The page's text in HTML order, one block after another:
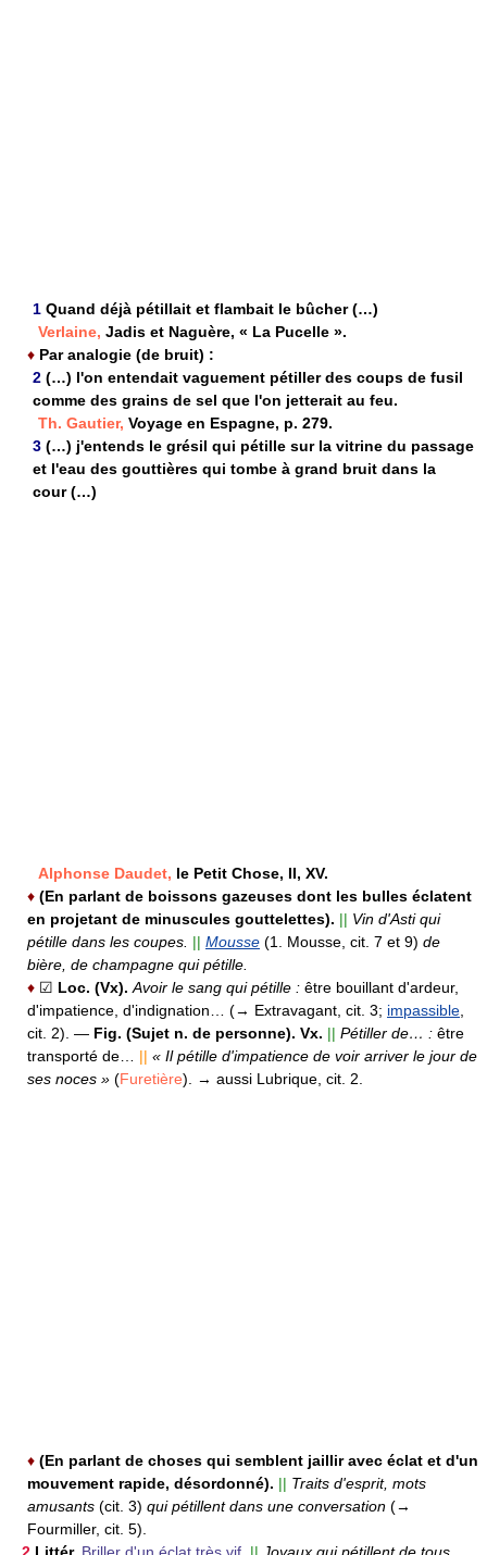
1 Quand déjà pétillait et flambait le bûcher (…)
Verlaine, Jadis et Naguère, « La Pucelle ».
♦ Par analogie (de bruit) :
2 (…) l'on entendait vaguement pétiller des coups de fusil
comme des grains de sel que l'on jetterait au feu.
Th. Gautier, Voyage en Espagne, p. 279.
3 (…) j'entends le grésil qui pétille sur la vitrine du passage
et l'eau des gouttières qui tombe à grand bruit dans la
cour (…)
Alphonse Daudet, le Petit Chose, II, XV.
♦ (En parlant de boissons gazeuses dont les bulles éclatent
en projetant de minuscules gouttelettes). || Vin d'Asti qui
pétille dans les coupes. || Mousse (1. Mousse, cit. 7 et 9) de
bière, de champagne qui pétille.
♦ ☑ Loc. (Vx). Avoir le sang qui pétille : être bouillant d'ardeur,
d'impatience, d'indignation… (→ Extravagant, cit. 3; impassible
cit. 2). — Fig. (Sujet n. de personne). Vx. || Pétiller de… : être
transporté de…
|| « Il pétille d'impatience de voir arriver le jour de
ses noces » (Furetière). → aussi Lubrique, cit. 2.
♦ (En parlant de choses qui semblent jaillir avec éclat et d'un
mouvement rapide, désordonné). || Traits d'esprit, mots
amusants (cit. 3) qui pétillent dans une conversation (→
Fourmiller, cit. 5).
2 Littér. Briller d'un éclat très vif. || Joyaux qui pétillent de tous